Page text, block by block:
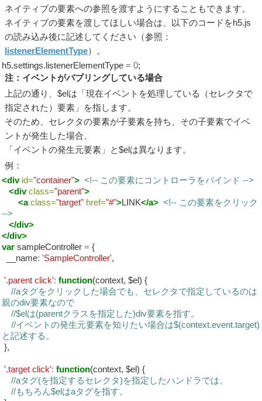
ネイティブの要素への参照を渡すようにすることもできます。
ネイティブの要素を渡してほしい場合は、以下のコードをh5.js
の読み込み後に記述してください（参照：
listenerElementType）。
h5.settings.listenerElementType = 0;
注：イベントがバブリングしている場合
上記の通り、$elは「現在イベントを処理している（セレクタで
指定された）要素」を指します。
そのため、セレクタの要素が子要素を持ち、その子要素でイベ
ントが発生した場合、
「イベントの発生元要素」と$elは異なります。
例：
<div id="container"> <!-- この要素にコントローラをバインド -->
<div class="parent">
<a class="target" href="#">LINK</a> <!-- この要素をクリック
-->
</div>
</div>
var sampleController = {
__name: 'SampleController',
'.parent click': function(context, $el) {
//aタグをクリックした場合でも、セレクタで指定しているのは
親のdiv要素なので
//$elは(parentクラスを指定した)div要素を指す。
//イベントの発生元要素を知りたい場合は$(context.event.target)
と記述する。
},
'.target click': function(context, $el) {
//aタグ(を指定するセレクタ)を指定したハンドラでは、
//もちろん$elはaタグを指す。